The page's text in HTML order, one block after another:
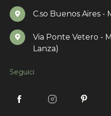
C.so Buenos Aires -
Via Ponte Vetero -
Lanza)
Seguici